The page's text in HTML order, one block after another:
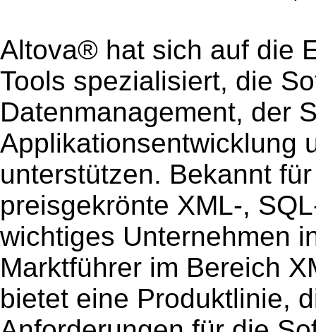
Altova® hat sich auf die
Tools spezialisiert, die
Datenmanagement, der
Applikationsentwicklung
unterstützen. Bekannt
preisgekrönte XML-,
wichtiges Unternehmen
Marktführer im Bereich
bietet eine Produktlinie,